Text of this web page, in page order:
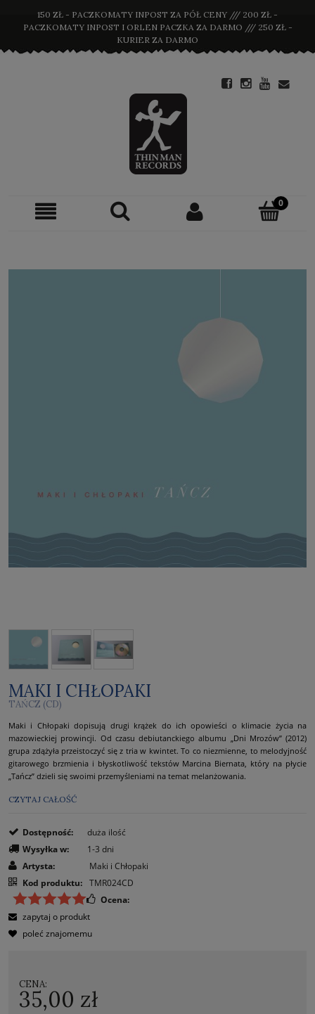
150 ZŁ - PACZKOMATY INPOST ZA PÓŁ CENY /// 200 ZŁ -
PACZKOMATY INPOST I ORLEN PACZKA ZA DARMO /// 250 ZŁ -
KURIER ZA DARMO
MAKI I CHŁOPAKI
TAŃCZ (CD)
Maki i Chłopaki dopisują drugi krążek do ich opowieści o klimacie życia na
mazowieckiej prowincji. Od czasu debiutanckiego albumu „Dni Mrozów” (2012)
grupa zdążyła przeistoczyć się z tria w kwintet. To co niezmienne, to melodyjność
gitarowego brzmienia i błyskotliwość tekstów Marcina Biernata, który na płycie
„Tańcz” dzieli się swoimi przemyśleniami na temat melanżowania.
CZYTAJ CAŁOŚĆ
Dostępność:
duża ilość
Wysyłka w:
1-3 dni
Artysta:
Maki i Chłopaki
Kod produktu: TMR024CD
Ocena:
zapytaj o produkt
poleć znajomemu
CENA:
35,00 zł